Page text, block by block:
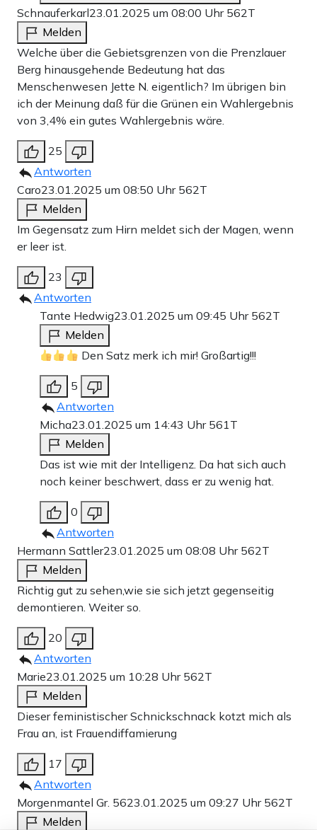
Schnauferkarl23.01.2025 um 08:00 Uhr 562T
Melden
Welche über die Gebietsgrenzen von die Prenzlauer
Berg hinausgehende Bedeutung hat das
Menschenwesen Jette N. eigentlich? Im übrigen bin
ich der Meinung daß für die Grünen ein Wahlergebnis
von 3,4% ein gutes Wahlergebnis wäre.
25
Antworten
Caro23.01.2025 um 08:50 Uhr 562T
Melden
Im Gegensatz zum Hirn meldet sich der Magen, wenn
er leer ist.
23
Antworten
Tante Hedwig23.01.2025 um 09:45 Uhr 562T
Melden
Den Satz merk ich mir! Großartig!!!
5
Antworten
Micha23.01.2025 um 14:43 Uhr 561T
Melden
Das ist wie mit der Intelligenz. Da hat sich auch
noch keiner beschwert, dass er zu wenig hat.
0
Antworten
Hermann Sattler23.01.2025 um 08:08 Uhr 562T
Melden
Richtig gut zu sehen,wie sie sich jetzt gegenseitig
demontieren. Weiter so.
20
Antworten
Marie23.01.2025 um 10:28 Uhr 562T
Melden
Dieser feministischer Schnickschnack kotzt mich als
Frau an, ist Frauendiffamierung
17
Antworten
Morgenmantel Gr. 5623.01.2025 um 09:27 Uhr 562T
Melden